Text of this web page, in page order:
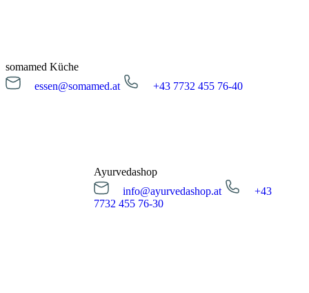
somamed Küche
essen@somamed.at
+43 7732 455 76-40
Essensreservierung
Ayurvedashop
info@ayurvedashop.at
+43
7732 455 76-30